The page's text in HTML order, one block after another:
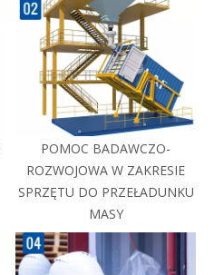
POMOC BADAWCZO-
ROZWOJOWA W ZAKRESIE
SPRZĘTU DO PRZEŁADUNKU
MASY